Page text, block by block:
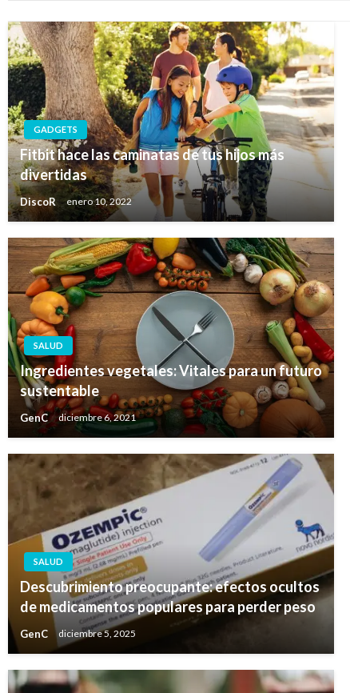
GADGETS
Fitbit hace las caminatas de tus hijos más
divertidas
DiscoR enero 10, 2022
SALUD
Ingredientes vegetales: Vitales para un futuro
sustentable
GenC diciembre 6, 2021
SALUD
Descubrimiento preocupante: efectos ocultos
de medicamentos populares para perder peso
GenC diciembre 5, 2025